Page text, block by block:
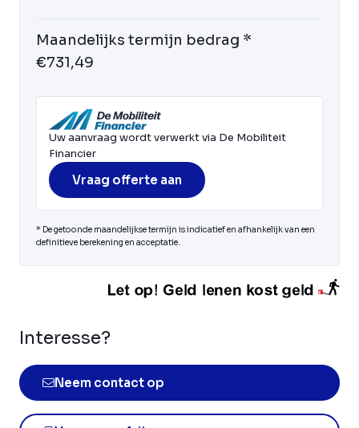
Maandelijks termijn bedrag *
€731,49
Uw aanvraag wordt verwerkt via De Mobiliteit
Financier
Vraag offerte aan
* De getoonde maandelijkse termijn is indicatief en afhankelijk van een
definitieve berekening en acceptatie.
Interesse?
Neem contact op